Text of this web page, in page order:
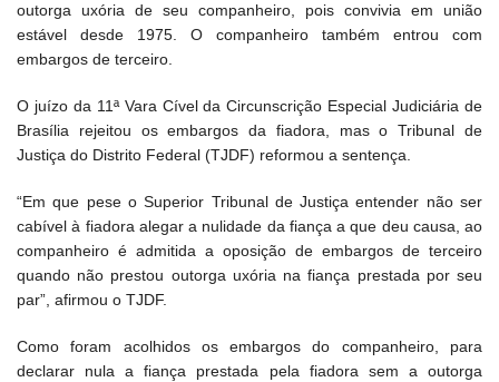
outorga uxória de seu companheiro, pois convivia em união
estável desde 1975. O companheiro também entrou com
embargos de terceiro.
O juízo da 11ª Vara Cível da Circunscrição Especial Judiciária de
Brasília rejeitou os embargos da fiadora, mas o Tribunal de
Justiça do Distrito Federal (TJDF) reformou a sentença.
“Em que pese o Superior Tribunal de Justiça entender não ser
cabível à fiadora alegar a nulidade da fiança a que deu causa, ao
companheiro é admitida a oposição de embargos de terceiro
quando não prestou outorga uxória na fiança prestada por seu
par”, afirmou o TJDF.
Como foram acolhidos os embargos do companheiro, para
declarar nula a fiança prestada pela fiadora sem a outorga